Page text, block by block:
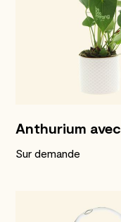
Anthurium
Sur demande